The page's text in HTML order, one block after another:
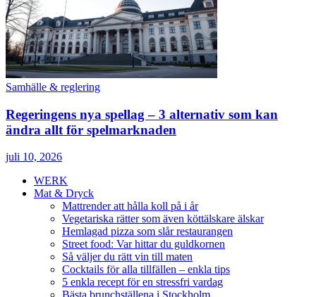
Samhälle & reglering
Regeringens nya spellag – 3 alternativ som kan
ändra allt för spelmarknaden
juli 10, 2026
WERK
Mat & Dryck
Mattrender att hålla koll på i år
Vegetariska rätter som även köttälskare älskar
Hemlagad pizza som slår restaurangen
Street food: Var hittar du guldkornen
Så väljer du rätt vin till maten
Cocktails för alla tillfällen – enkla tips
5 enkla recept för en stressfri vardag